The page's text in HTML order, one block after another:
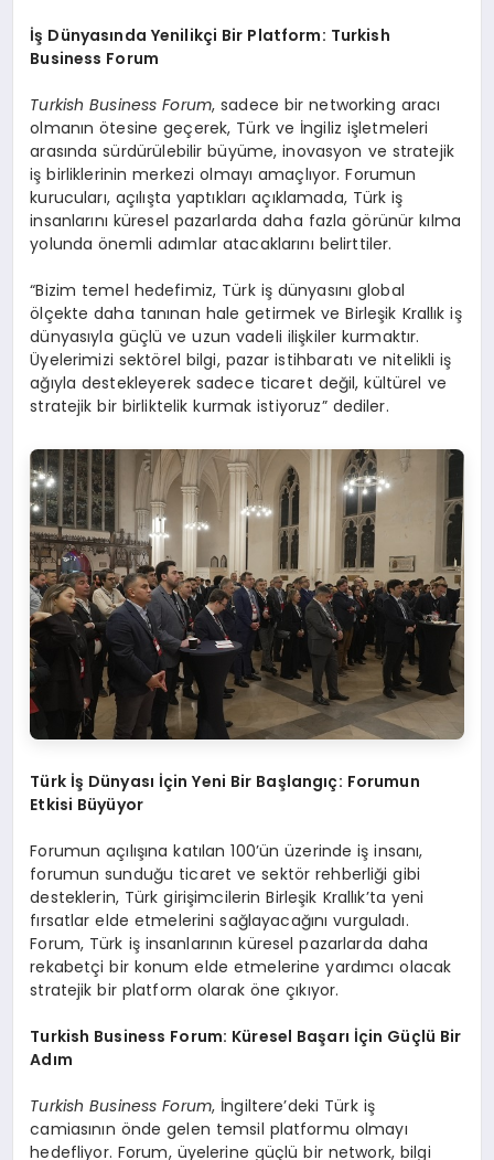
İş Dünyasında Yenilikçi Bir Platform: Turkish
Business Forum
Turkish Business Forum, sadece bir networking aracı
olmanın ötesine geçerek, Türk ve İngiliz işletmeleri
arasında sürdürülebilir büyüme, inovasyon ve stratejik
iş birliklerinin merkezi olmayı amaçlıyor. Forumun
kurucuları, açılışta yaptıkları açıklamada, Türk iş
insanlarını küresel pazarlarda daha fazla görünür kılma
yolunda önemli adımlar atacaklarını belirttiler.
“Bizim temel hedefimiz, Türk iş dünyasını global
ölçekte daha tanınan hale getirmek ve Birleşik Krallık iş
dünyasıyla güçlü ve uzun vadeli ilişkiler kurmaktır.
Üyelerimizi sektörel bilgi, pazar istihbaratı ve nitelikli iş
ağıyla destekleyerek sadece ticaret değil, kültürel ve
stratejik bir birliktelik kurmak istiyoruz” dediler.
Türk İş Dünyası İçin Yeni Bir Başlangıç: Forumun
Etkisi Büyüyor
Forumun açılışına katılan 100’ün üzerinde iş insanı,
forumun sunduğu ticaret ve sektör rehberliği gibi
desteklerin, Türk girişimcilerin Birleşik Krallık’ta yeni
fırsatlar elde etmelerini sağlayacağını vurguladı.
Forum, Türk iş insanlarının küresel pazarlarda daha
rekabetçi bir konum elde etmelerine yardımcı olacak
stratejik bir platform olarak öne çıkıyor.
Turkish Business Forum: Küresel Başarı İçin Güçlü Bir
Adım
Turkish Business Forum, İngiltere’deki Türk iş
camiasının önde gelen temsil platformu olmayı
hedefliyor. Forum, üyelerine güçlü bir network, bilgi